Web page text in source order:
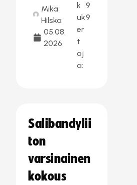
Mika
Hilska
05.08.
2026
k
uk
er
t
oj
a:
9
9
Salibandylii
ton
varsinainen
kokous